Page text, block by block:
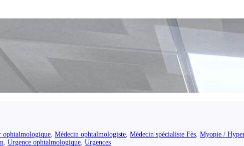
ophtalmologique Médecin ophtalmologiste Médecin spécialiste Fès Myopie /
Urgence ophtalmologique Urgences